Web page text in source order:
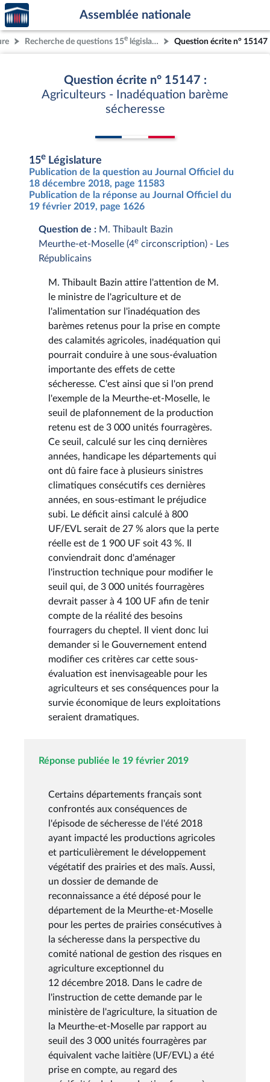
Aller au contenu
Aller en bas de la page
Accèder
à la
page
d'accueil
Assemblée nationale
Recherche de questions 15e législature Question écrite n° 15147
Question écrite n° 15147 :
Agriculteurs - Inadéquation barème
sécheresse
15e Législature
Publication de la question au Journal Officiel du
18 décembre 2018, page 11583
Publication de la réponse au Journal Officiel du
19 février 2019, page 1626
Question de : M. Thibault Bazin
Meurthe-et-Moselle (4e circonscription) - Les
Républicains
M. Thibault Bazin attire l'attention de M.
le ministre de l'agriculture et de
l'alimentation sur l'inadéquation des
barèmes retenus pour la prise en compte
des calamités agricoles, inadéquation qui
pourrait conduire à une sous-évaluation
importante des effets de cette
sécheresse. C'est ainsi que si l'on prend
l'exemple de la Meurthe-et-Moselle, le
seuil de plafonnement de la production
retenu est de 3 000 unités fourragères.
Ce seuil, calculé sur les cinq dernières
années, handicape les départements qui
ont dû faire face à plusieurs sinistres
climatiques consécutifs ces dernières
années, en sous-estimant le préjudice
subi. Le déficit ainsi calculé à 800
UF/EVL serait de 27 % alors que la perte
réelle est de 1 900 UF soit 43 %. Il
conviendrait donc d'aménager
l'instruction technique pour modifier le
seuil qui, de 3 000 unités fourragères
devrait passer à 4 100 UF afin de tenir
compte de la réalité des besoins
fourragers du cheptel. Il vient donc lui
demander si le Gouvernement entend
modifier ces critères car cette sous-
évaluation est inenvisageable pour les
agriculteurs et ses conséquences pour la
survie économique de leurs exploitations
seraient dramatiques.
Réponse publiée le 19 février 2019
Certains départements français sont
confrontés aux conséquences de
l'épisode de sécheresse de l'été 2018
ayant impacté les productions agricoles
et particulièrement le développement
végétatif des prairies et des maïs. Aussi,
un dossier de demande de
reconnaissance a été déposé pour le
département de la Meurthe-et-Moselle
pour les pertes de prairies consécutives à
la sécheresse dans la perspective du
comité national de gestion des risques en
agriculture exceptionnel du
12 décembre 2018. Dans le cadre de
l'instruction de cette demande par le
ministère de l'agriculture, la situation de
la Meurthe-et-Moselle par rapport au
seuil des 3 000 unités fourragères par
équivalent vache laitière (UF/EVL) a été
prise en compte, au regard des